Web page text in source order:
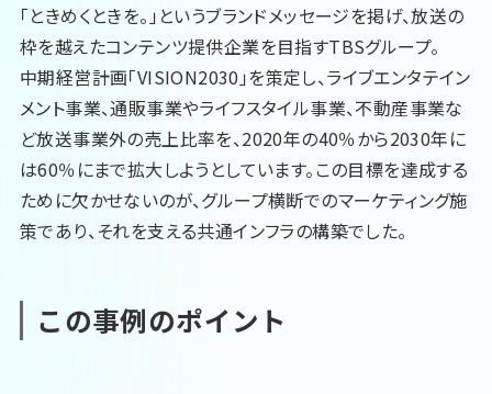
「ときめくときを。」というブランドメッセージを掲げ、放送の
枠を越えたコンテンツ提供企業を目指すTBSグループ。
中期経営計画「VISION2030」を策定し、ライブエンタテイン
メント事業、通販事業やライフスタイル事業、不動産事業な
ど放送事業外の売上比率を、2020年の40％から2030年に
は60％にまで拡大しようとしています。この目標を達成する
ために欠かせないのが、グループ横断でのマーケティング施
策であり、それを支える共通インフラの構築でした。
この事例のポイント